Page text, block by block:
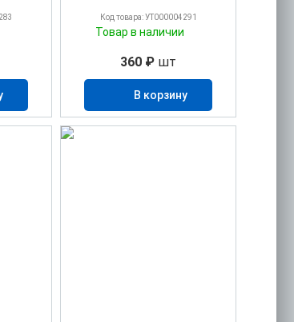
Код товара: УТ000004291
Товар в наличии
360 ₽ шт
В корзину